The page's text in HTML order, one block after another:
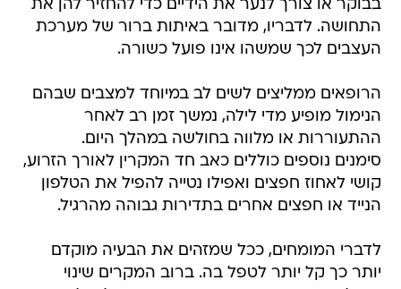
בבוקר או צורך לנער את הידיים כדי להחזיר להן את
התחושה. לדבריו, מדובר באיתות ברור של מערכת
העצבים לכך שמשהו אינו פועל כשורה.
הרופאים ממליצים לשים לב במיוחד למצבים שבהם
הנימול מופיע מדי לילה, נמשך זמן רב לאחר
ההתעוררות או מלווה בחולשה במהלך היום.
סימנים נוספים כוללים כאב חד המקרין לאורך הזרוע,
קושי לאחוז חפצים ואפילו נטייה להפיל את הטלפון
הנייד או חפצים אחרים בתדירות גבוהה מהרגיל.
לדברי המומחים, ככל שמזהים את הבעיה מוקדם
יותר כך קל יותר לטפל בה. ברוב המקרים שינוי